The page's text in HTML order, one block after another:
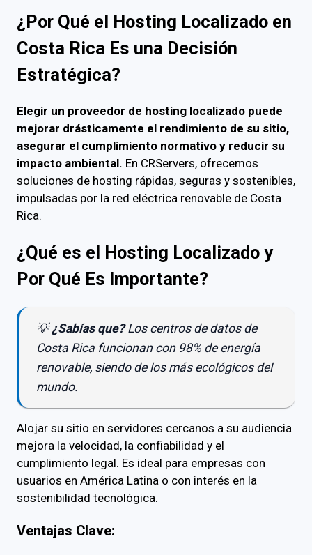
¿Por Qué el Hosting Localizado en
Costa Rica Es una Decisión
Estratégica?
Elegir un proveedor de hosting localizado puede
mejorar drásticamente el rendimiento de su sitio,
asegurar el cumplimiento normativo y reducir su
impacto ambiental. En CRServers, ofrecemos
soluciones de hosting rápidas, seguras y sostenibles,
impulsadas por la red eléctrica renovable de Costa
Rica.
¿Qué es el Hosting Localizado y
Por Qué Es Importante?
💡¿Sabías que?Los centros de datos de
Costa Rica funcionan con 98% de energía
renovable, siendo de los más ecológicos del
mundo.
Alojar su sitio en servidores cercanos a su audiencia
mejora la velocidad, la confiabilidad y el
cumplimiento legal. Es ideal para empresas con
usuarios en América Latina o con interés en la
sostenibilidad tecnológica.
Ventajas Clave: